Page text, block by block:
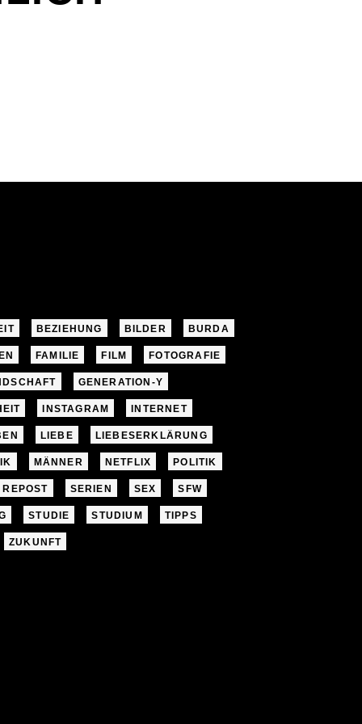
BEZIEHUNG BILDER BURDA
FAMILIE FILM FOTOGRAFIE
GENERATION-Y
INSTAGRAM INTERNET
LIEBE LIEBESERKLÄRUNG
MÄNNER NETFLIX POLITIK
REPOST SERIEN SEX SFW
STUDIE STUDIUM TIPPS
ZUKUNFT